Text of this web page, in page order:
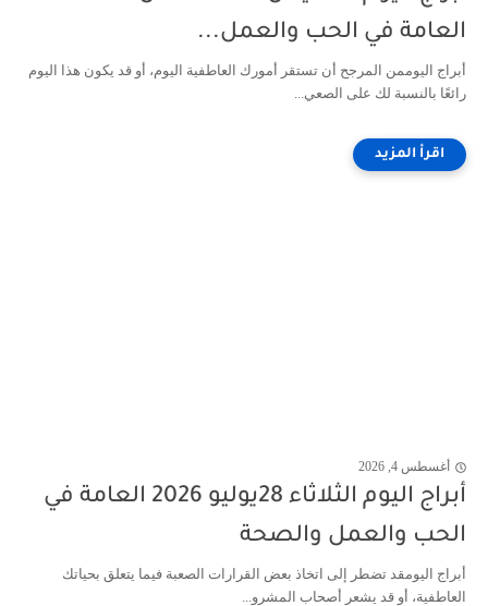
العامة في الحب والعمل...
أبراج اليوممن المرجح أن تستقر أمورك العاطفية اليوم، أو قد يكون هذا اليوم
رائعًا بالنسبة لك على الصعي...
أغسطس 4, 2026
أبراج اليوم الثلاثاء 28يوليو 2026 العامة في
الحب والعمل والصحة
أبراج اليومقد تضطر إلى اتخاذ بعض القرارات الصعبة فيما يتعلق بحياتك
العاطفية، أو قد يشعر أصحاب المشرو...